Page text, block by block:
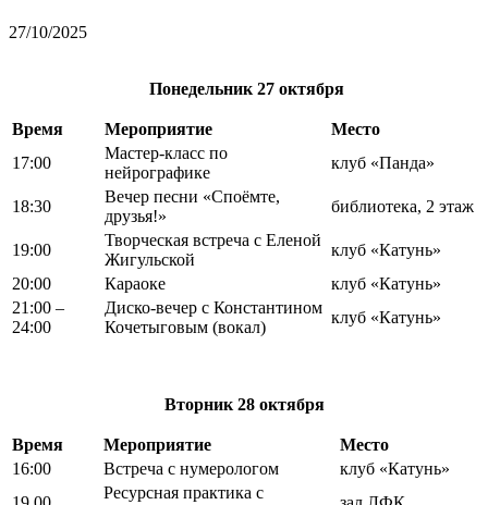
27/10/2025
Понедельник27 октября
Время Мероприятие
Место
17:00
Мастер-класс по
нейрографике
клуб «Панда»
18:30
Вечер песни «Споёмте,
друзья!»
библиотека, 2 этаж
19:00
Творческая встреча с Еленой
Жигульской
клуб «Катунь»
20:00
Караоке
клуб «Катунь»
21:00 –
24:00
Диско-вечер с Константином
Кочетыговым (вокал)
клуб «Катунь»
Вторник28 октября
Время Мероприятие
Место
16:00
Встреча с нумерологом
клуб «Катунь»
Ресурсная практика с